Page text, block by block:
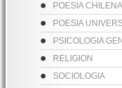
POESIA CHILENA
POESIA
PSICOLOGIA
RELIGION
SOCIOLOGIA